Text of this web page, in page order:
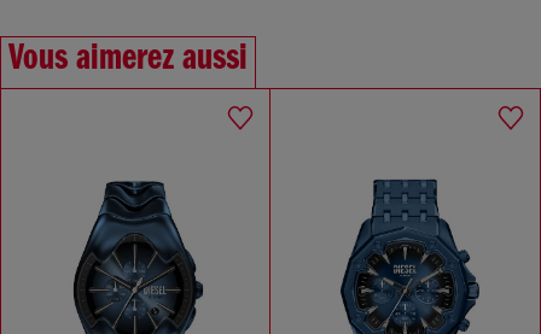
Vous aimerez aussi